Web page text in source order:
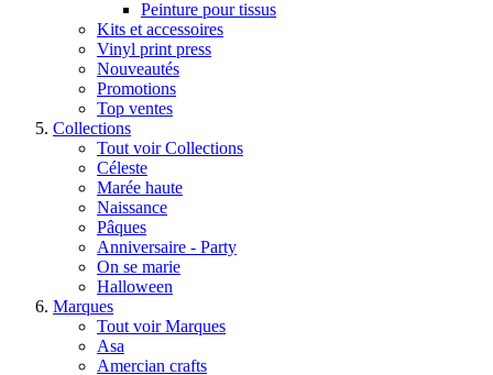
Peinture pour tissus
Kits et accessoires
Vinyl print press
Nouveautés
Promotions
Top ventes
Collections
Tout voir Collections
Céleste
Marée haute
Naissance
Pâques
Anniversaire - Party
On se marie
Halloween
Marques
Tout voir Marques
Asa
Amercian crafts